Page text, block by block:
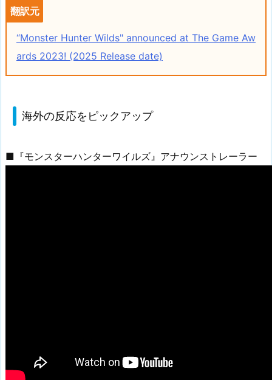
翻訳元
“Monster Hunter Wilds" announced at The Game Aw
ards 2023! (2025 Release date)
海外の反応をピックアップ
■『モンスターハンターワイルズ』アナウンストレーラー